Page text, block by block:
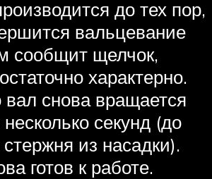
до тех пор,
вальцевание
сообщит щелчок,
характерно.
вал снова вращается
секунд (до
из насадки).
готов к работе.